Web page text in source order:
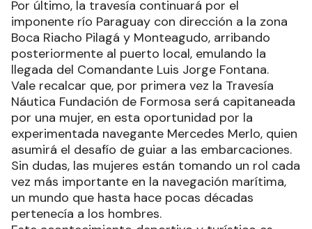
Por último, la travesía continuará por el
imponente río Paraguay con dirección a la zona
Boca Riacho Pilagá y Monteagudo, arribando
posteriormente al puerto local, emulando la
llegada del Comandante Luis Jorge Fontana.
Vale recalcar que, por primera vez la Travesía
Náutica Fundación de Formosa será capitaneada
por una mujer, en esta oportunidad por la
experimentada navegante Mercedes Merlo, quien
asumirá el desafío de guiar a las embarcaciones.
Sin dudas, las mujeres están tomando un rol cada
vez más importante en la navegación marítima,
un mundo que hasta hace pocas décadas
pertenecía a los hombres.